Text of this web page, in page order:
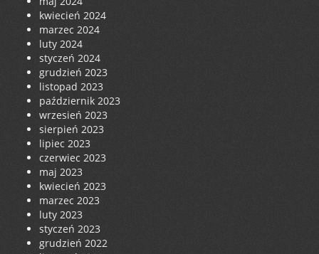
kwiecień 2024
marzec 2024
luty 2024
styczeń 2024
grudzień 2023
listopad 2023
październik 2023
wrzesień 2023
sierpień 2023
lipiec 2023
czerwiec 2023
maj 2023
kwiecień 2023
marzec 2023
luty 2023
styczeń 2023
grudzień 2022